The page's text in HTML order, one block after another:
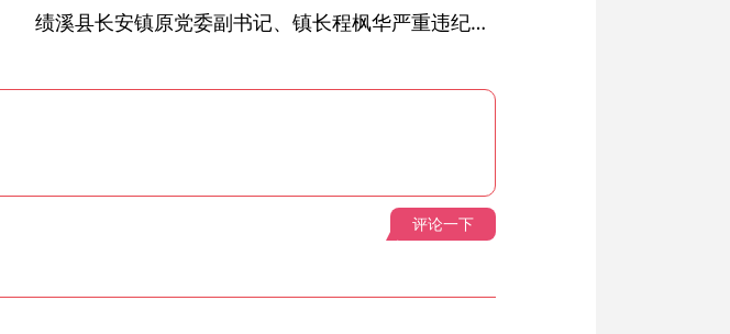
绩溪县长安镇原党委副书记、镇长程枫华严重违纪违法被开除党籍和公职
评论一下